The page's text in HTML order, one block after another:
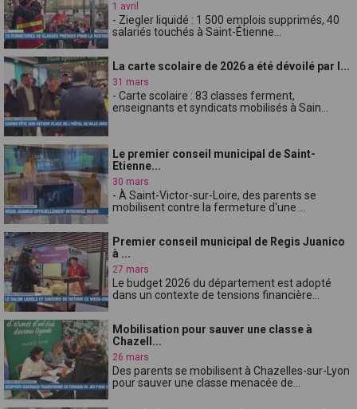
1 avril
- Ziegler liquidé : 1 500 emplois supprimés, 40
salariés touchés à Saint-Étienne...
La carte scolaire de 2026 a été dévoilé par l...
31 mars
- Carte scolaire : 83 classes ferment,
enseignants et syndicats mobilisés à Sain...
Le premier conseil municipal de Saint-
Etienne...
30 mars
- À Saint-Victor-sur-Loire, des parents se
mobilisent contre la fermeture d'une ...
Premier conseil municipal de Regis Juanico
à ...
27 mars
Le budget 2026 du département est adopté
dans un contexte de tensions financière...
Mobilisation pour sauver une classe à
Chazell...
26 mars
Des parents se mobilisent à Chazelles-sur-Lyon
pour sauver une classe menacée de...